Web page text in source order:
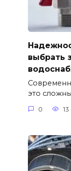
выбрать
это
0 13